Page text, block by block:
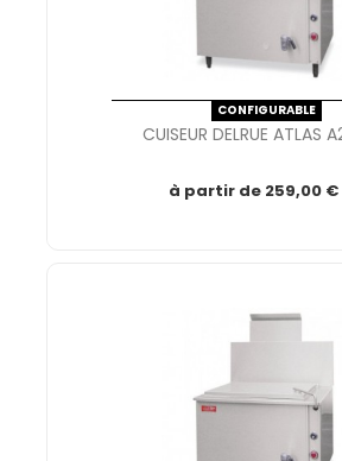
CONFIGURABLE
CUISEUR DELRUE ATLAS
à partir de 259,00 €